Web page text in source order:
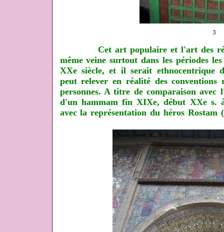
3
Cet art populaire et l'art des
même veine surtout dans les périodes
XXe siècle, et il serait
peut relever en réalité des conventions
personnes. A titre de comparaison
d'un hammam fin XIXe, début XXe s.
avec la représentation du héros Rostam